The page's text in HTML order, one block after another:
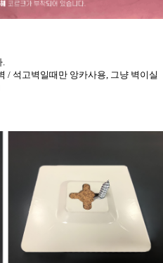
.
/ 석고벽일때만 앙카사용, 그냥 벽이실